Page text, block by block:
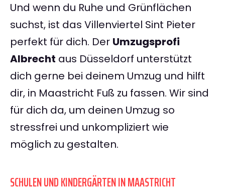
Und wenn du Ruhe und Grünflächen
suchst, ist das Villenviertel Sint Pieter
perfekt für dich. Der Umzugsprofi
Albrecht aus Düsseldorf unterstützt
dich gerne bei deinem Umzug und hilft
dir, in Maastricht Fuß zu fassen. Wir sind
für dich da, um deinen Umzug so
stressfrei und unkompliziert wie
möglich zu gestalten.
SCHULEN UND KINDERGÄRTEN IN MAASTRICHT